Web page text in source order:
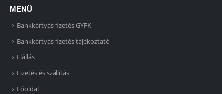
MENÜ
Bankkártyás fizetés GYFK
Bankkártyás fizetés tájékoztató
Elállás
Fizetés és szállítás
Főoldal